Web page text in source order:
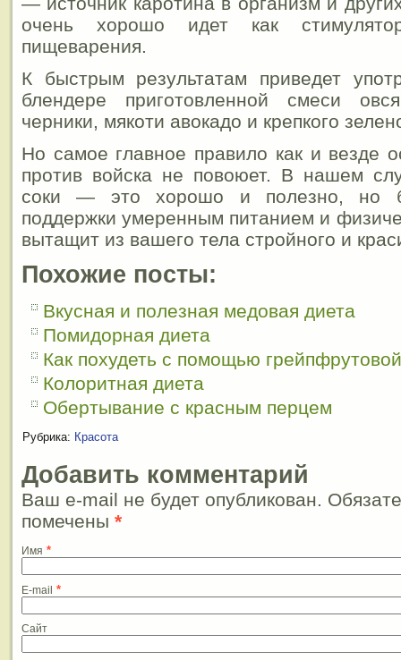
очень хорошо идет как
пищеварения.
К быстрым результатам приведет
блендере приготовленной смеси
черники, мякоти авокадо и крепкого
Но самое главное правило как и везде
против войска не повоюет. В нашем
соки — это хорошо и полезно, но
поддержки умеренным питанием и
вытащит из вашего тела стройного и
Похожие посты:
Вкусная и полезная медовая диета
Помидорная диета
Как похудеть с помощью
Колоритная диета
Обертывание с красным перцем
Рубрика: Красота
Добавить комментарий
Ваш e-mail не будет опубликован.
помечены *
Имя *
E-mail *
Сайт